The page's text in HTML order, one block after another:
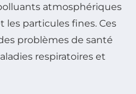
atmosphériques
les particules fines. Ces
problèmes de santé
respiratoires et